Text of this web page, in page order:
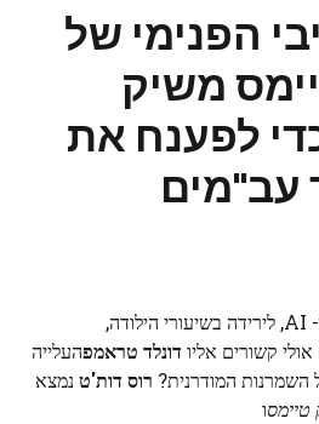
הפנימי של
משיק
לפענח את
עב"מים
מה יכול להתקדם טכנולוגי ב- AI, לירידה בשיעורי הילודה,
קשורים אליו דונלד טראמפהעלייה
השמרנות המודרנית? רוס דות'טנמצא
טיימסו